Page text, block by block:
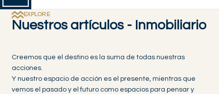
MIRABAUD INVESTMENTS
ES
GRUPO MIRABAUD
SERVICIOS
EXPLORE
Nuestros artículos - Inmobiliario
Creemos que el destino es la suma de todas nuestras
acciones.
Y nuestro espacio de acción es el presente, mientras que
vemos el pasado y el futuro como espacios para pensar y